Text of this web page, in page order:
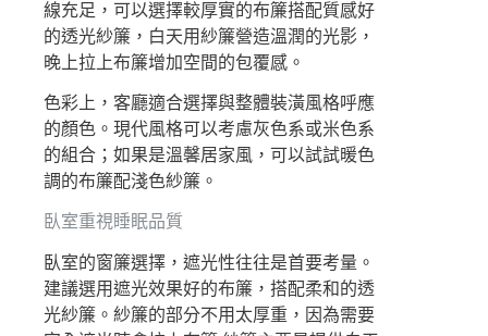
線充足，可以選擇較厚實的布簾搭配質感好
的透光紗簾，白天用紗簾營造溫潤的光影，
晚上拉上布簾增加空間的包覆感。
色彩上，客廳適合選擇與整體裝潢風格呼應
的顏色。現代風格可以考慮灰色系或米色系
的組合；如果是溫馨居家風，可以試試暖色
調的布簾配淺色紗簾。
臥室重視睡眠品質
臥室的窗簾選擇，遮光性往往是首要考量。
建議選用遮光效果好的布簾，搭配柔和的透
光紗簾。紗簾的部分不用太厚重，因為需要